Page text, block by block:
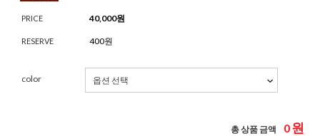
PRICE 40,000원
RESERVE 400원
color
총 상품 금액 0원